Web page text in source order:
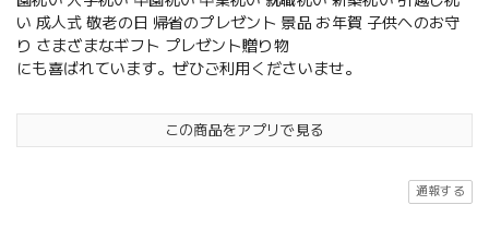
い 成人式 敬老の日 帰省のプレゼント 景品 お年賀 子供へのお守
り さまざまなギフト プレゼント贈り物
にも喜ばれています。ぜひご利用くださいませ。
この商品をアプリで見る
通報する